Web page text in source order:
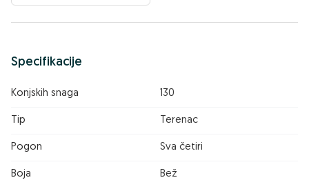
Specifikacije
Konjskih snaga 130
Tip Terenac
Pogon Sva četiri
Boja Bež